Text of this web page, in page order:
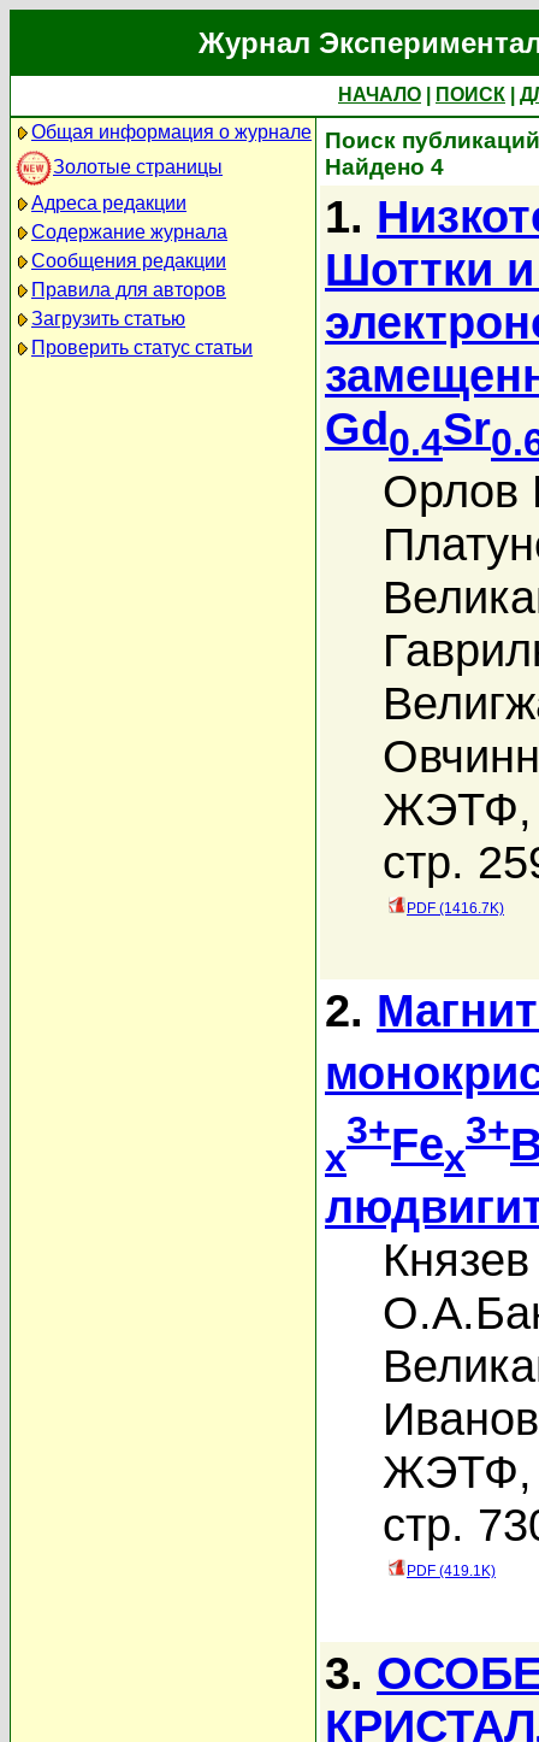
Журнал
НАЧАЛО ПОИСК
Общая информация о журнале
Золотые страницы
Адреса редакции
Содержание журнала
Сообщения редакции
Правила для авторов
Загрузить статью
Проверить статус статьи
Поиск
Найдено 4
1.
Шоттки
Gd0.4Sr
ЖЭТФ,
стр.
PDF (1416.7K)
2.
x
3+Fex
3+
ЖЭТФ,
стр.
PDF (419.1K)
3.